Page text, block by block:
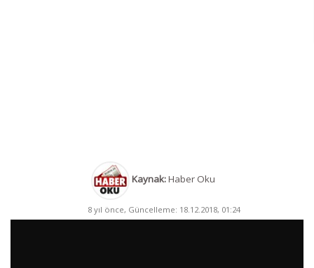
Kaynak:Haber Oku
8 yıl önce, Güncelleme: 18.12.2018, 01:24